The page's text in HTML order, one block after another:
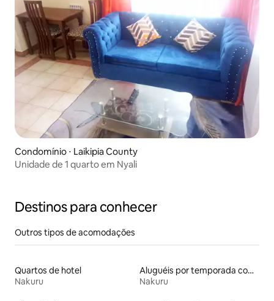
Condomínio ⋅ Laikipia County
Unidade de 1 quarto em Nyali
Destinos para conhecer
Outros tipos de acomodações
Quartos de hotel
Nakuru
Aluguéis por temporada com café da manhã
Nakuru